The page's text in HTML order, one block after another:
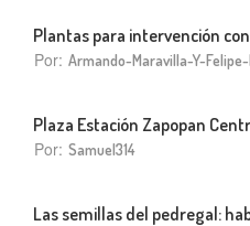
Plantas para intervención
Por: Armando-Maravilla-Y-Felipe-
Plaza Estación Zapopan
Por: Samuel314
Las semillas del pedregal: